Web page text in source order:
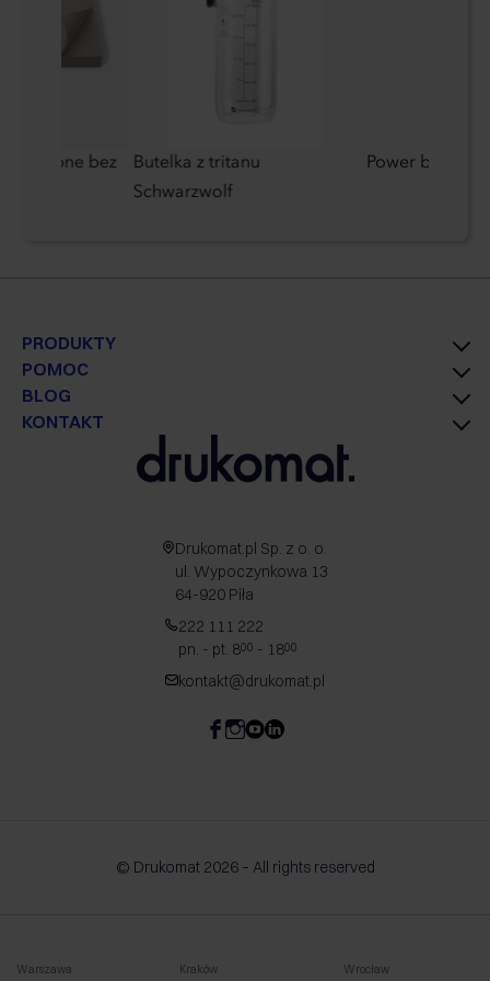
bez
Butelka z tritanu
Schwarzwolf
Power bank
PRODUKTY
POMOC
BLOG
KONTAKT
Drukomat.pl Sp. z o. o.
ul. Wypoczynkowa 13
64-920 Piła
222 111 222
pn. - pt. 800 - 1800
kontakt@drukomat.pl
© Drukomat 2026 – All rights reserved
Warszawa Kraków Wrocław